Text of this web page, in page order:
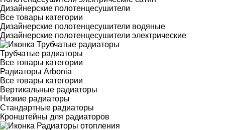
Дизайнерские полотенцесушители
Все товары категории
Дизайнерские полотенцесушители водяные
Дизайнерские полотенцесушители электрические
Трубчатые радиаторы
Все товары категории
Радиаторы Arbonia
Все товары категории
Вертикальные радиаторы
Низкие радиаторы
Стандартные радиаторы
Кронштейны для радиаторов